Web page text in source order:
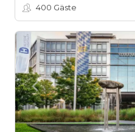
400 Gäste